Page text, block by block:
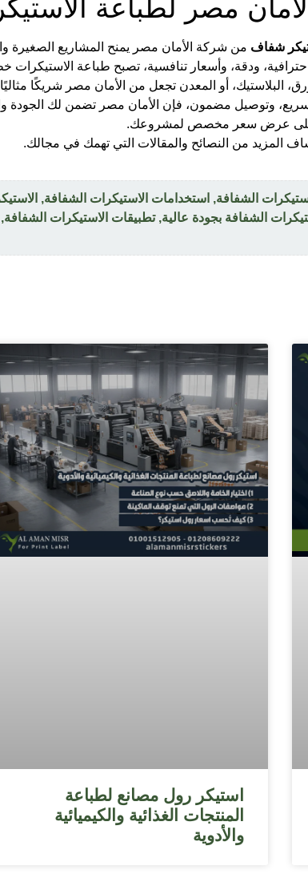
مصر لطباعة
شفاف من شركة الأمان مصر يمنح المشاريع الصغيرة
ودقة، وأسعار تنافسية، تصبح طباعة الاستيكرات
البلاستيك، أو المعدن تجعل من الأمان مصر شريكًا
وتوصيل مضمون، فإن الأمان مصر تضمن لك الجودة
على عرض سعر مخصص لمشروعك.
المزيد من النصائح والمقالات التي تهمك في مجالك.
الشفافة, استخدامات الاستيكرات الشفافة,
الشفافة بجودة عالية,تطبيقات الاستيكرات الشفافة
استيكر رول مصانع لطباعة
المنتجات الغذائية والكيميائية
والأدوية